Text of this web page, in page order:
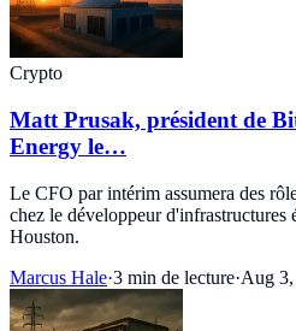
Crypto
Matt Prusak, président de
Energy le…
Le CFO par intérim assumera des
chez le développeur d'infrastructures
Houston.
Marcus Hale·3 min de lecture·Aug